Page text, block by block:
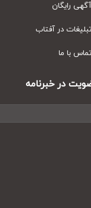
رایگان
در آفتاب
با ما
در خبرنامه